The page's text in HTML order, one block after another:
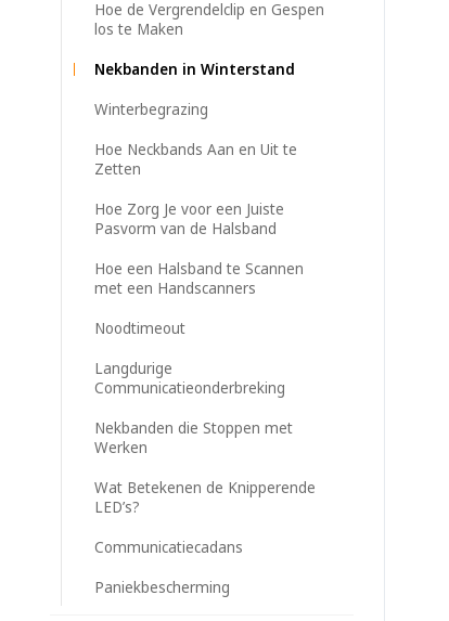
Hoe de Vergrendelclip en Gespen
los te Maken
Nekbanden in Winterstand
Winterbegrazing
Hoe Neckbands Aan en Uit te
Zetten
Hoe Zorg Je voor een Juiste
Pasvorm van de Halsband
Hoe een Halsband te Scannen
met een Handscanners
Noodtimeout
Langdurige
Communicatieonderbreking
Nekbanden die Stoppen met
Werken
Wat Betekenen de Knipperende
LED’s?
Communicatiecadans
Paniekbescherming